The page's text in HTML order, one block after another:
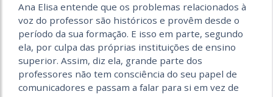
Ana Elisa entende que os problemas relacionados à
voz do professor são históricos e provêm desde o
período da sua formação. E isso em parte, segundo
ela, por culpa das próprias instituições de ensino
superior. Assim, diz ela, grande parte dos
professores não tem consciência do seu papel de
comunicadores e passam a falar para si em vez de